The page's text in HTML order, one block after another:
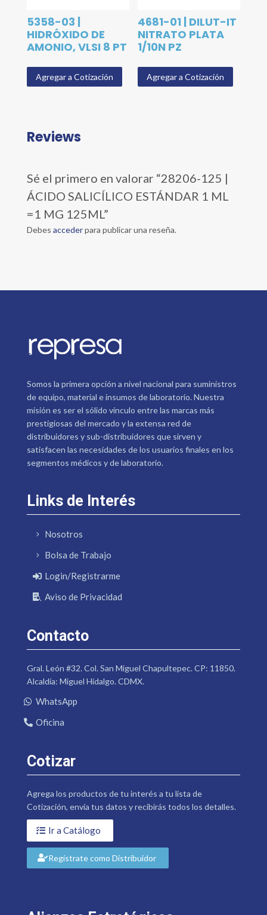
5358-03 |
HIDRÓXIDO DE
AMONIO, VLSI 8 PT
Agregar a Cotización
4681-01 | DILUT-IT
NITRATO PLATA
1/10N PZ
Agregar a Cotización
Reviews
Sé el primero en valorar “28206-125 |
ÁCIDO SALICÍLICO ESTÁNDAR 1 ML
=1 MG 125ML”
Debes accederpara publicar una reseña.
Somos la primera opción a nivel nacional para suministros
de equipo, material e insumos de laboratorio. Nuestra
misión es ser el sólido vínculo entre las marcas más
prestigiosas del mercado y la extensa red de
distribuidores y sub-distribuidores que sirven y
satisfacen las necesidades de los usuarios finales en los
segmentos médicos y de laboratorio.
Links de Interés
Nosotros
Bolsa de Trabajo
Login/Registrarme
Aviso de Privacidad
Contacto
Gral. León #32. Col. San Miguel Chapultepec. CP: 11850.
Alcaldía: Miguel Hidalgo. CDMX.
WhatsApp
Oficina
Cotizar
Agrega los productos de tu interés a tu lista de
Cotización, envía tus datos y recibirás todos los detalles.
Ir a Catálogo
Regístrate como Distribuidor